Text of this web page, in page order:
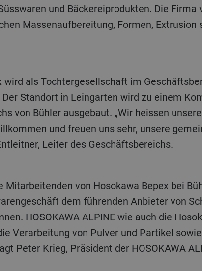
und Bäckereiprodukten. Die
Massenaufbereitung, Formen, Extrusion
Standort in Leingarten wird zu einem
von Bühler ausgebaut. „Wir heissen
und freuen uns sehr, unsere
Leiter des Geschäftsbereichs.
dem führenden Anbieter von
HOSOKAWA ALPINE wie auch die
Verarbeitung von Pulver und Partikel
Peter Krieg, Präsident der HOSOKAWA